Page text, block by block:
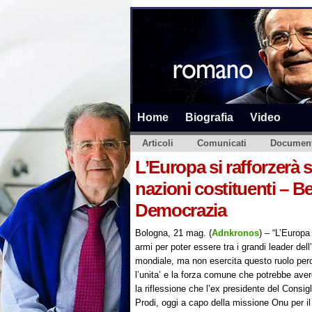
Home Biografia Video
Articoli Comunicati
L’Europa si rafforzerà
nazioni costituenti –
Democrazia
Bologna, 21 mag. (Adnkronos) –
armi per poter essere tra i grandi leader
mondiale, ma non esercita questo ruolo
l’unita’ e la forza comune che potrebbe
la riflessione che l’ex presidente del
Prodi, oggi a capo della missione Onu per